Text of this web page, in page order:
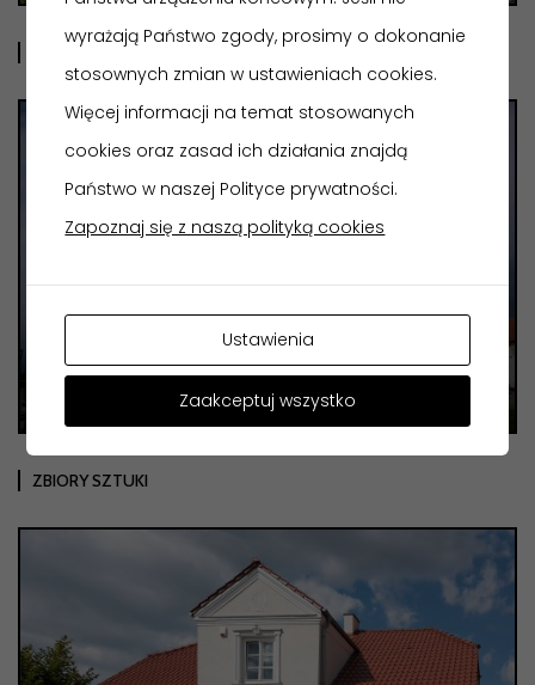
MUZEUM ETNOGRAFICZNE
ZBIORY SZTUKI
wyrażają Państwo zgody, prosimy o dokonanie
stosownych zmian w ustawieniach cookies.
Więcej informacji na temat stosowanych
cookies oraz zasad ich działania znajdą
Państwo w naszej Polityce prywatności.
Zapoznaj się z naszą polityką cookies
Ustawienia
Zaakceptuj wszystko